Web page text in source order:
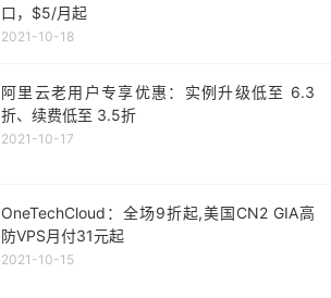
口，$5/月起
2021-10-18
阿里云老用户专享优惠：实例升级低至 6.3
折、续费低至 3.5折
2021-10-17
OneTechCloud：全场9折起,美国CN2 GIA高
防VPS月付31元起
2021-10-15